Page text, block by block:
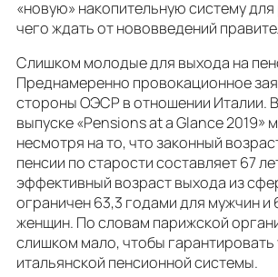
«новую» накопительную систему для
чего ждать от нововведений
Слишком молодые для выхода на
Преднамеренно провокационное
стороны ОЭСР в отношении Италии.
выпуске «Pensions at a Glance 2019»
несмотря на то, что законный
пенсии по старости составляет 67
эффективный возраст выхода из
ограничен 63,3 годами для мужчин и
женщин. По словам парижской
слишком мало, чтобы гарантировать
итальянской пенсионной системы.